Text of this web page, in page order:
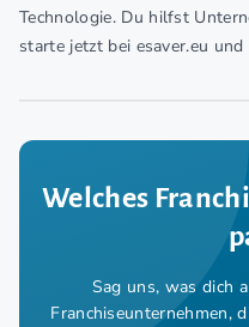
Technologie. Du hilfst
starte jetzt bei esaver.eu
Welches
Sag uns, was dich
Franchiseunternehmen,